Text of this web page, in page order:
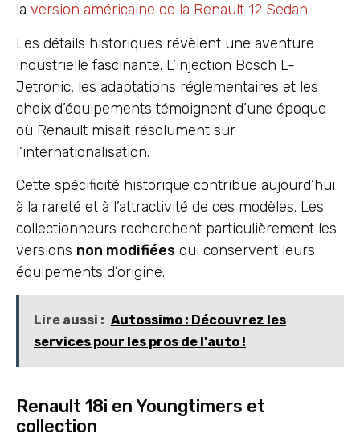
la version américaine de la Renault 12 Sedan.
Les détails historiques révèlent une aventure
industrielle fascinante. L’injection Bosch L-
Jetronic, les adaptations réglementaires et les
choix d’équipements témoignent d’une époque
où Renault misait résolument sur
l’internationalisation.
Cette spécificité historique contribue aujourd’hui
à la rareté et à l’attractivité de ces modèles. Les
collectionneurs recherchent particulièrement les
versions non modifiées qui conservent leurs
équipements d’origine.
Lire aussi : Autossimo : Découvrez les
services pour les pros de l'auto !
Renault 18i en Youngtimers et
collection